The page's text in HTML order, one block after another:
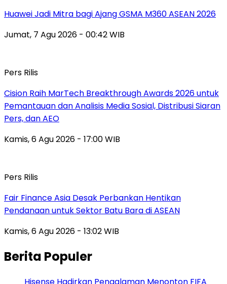
Huawei Jadi Mitra bagi Ajang GSMA M360 ASEAN 2026
Jumat, 7 Agu 2026 - 00:42 WIB
Pers Rilis
Cision Raih MarTech Breakthrough Awards 2026 untuk
Pemantauan dan Analisis Media Sosial, Distribusi Siaran
Pers, dan AEO
Kamis, 6 Agu 2026 - 17:00 WIB
Pers Rilis
Fair Finance Asia Desak Perbankan Hentikan
Pendanaan untuk Sektor Batu Bara di ASEAN
Kamis, 6 Agu 2026 - 13:02 WIB
Berita Populer
Hisense Hadirkan Pengalaman Menonton FIFA